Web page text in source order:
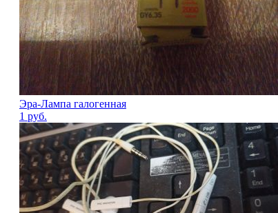
Эра-Лампа галогенная
1 руб.